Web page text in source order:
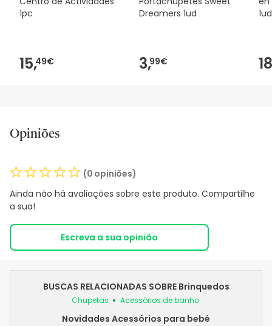
1pc
15,49€
Dreamers 1ud
3,99€
1ud
Opiniões
(0 opiniões)
Ainda não há avaliações sobre este produto. Compartilhe
a sua!
Escreva a sua opinião
BUSCAS RELACIONADAS SOBRE Brinquedos
Chupetas Acessórios de banho
Novidades Acessórios para bebé